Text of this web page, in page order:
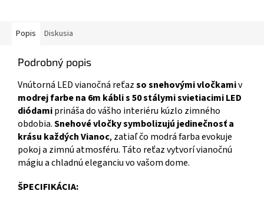
Popis Diskusia
Podrobný popis
Vnútorná LED vianočná reťazso snehovými vločkamiv
modrej farbe na 6m kábli s 50 stálymi svietiacimi LED
diódamiprináša do vášho interiéru kúzlo zimného
obdobia.Snehové vločky symbolizujú jedinečnosť a
krásu každých Vianoc, zatiaľ čo modrá farba evokuje
pokoj a zimnú atmosféru. Táto reťaz vytvorí vianočnú
mágiu a chladnú eleganciu vo vašom dome.
ŠPECIFIKÁCIA: